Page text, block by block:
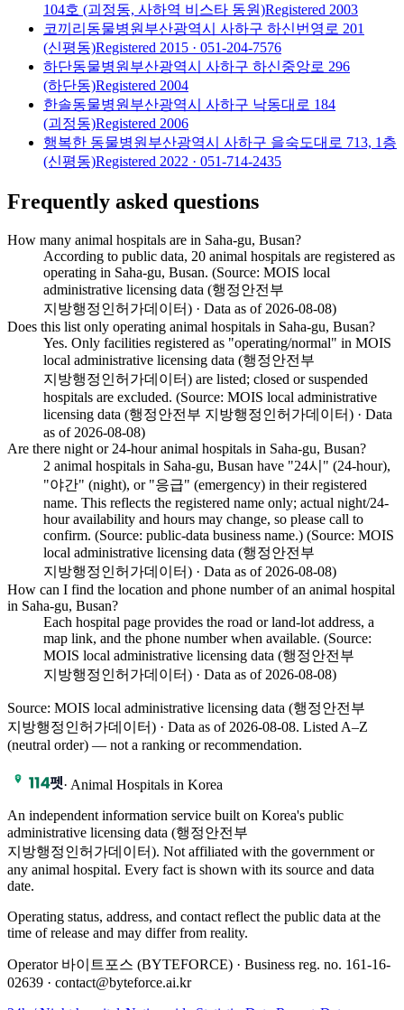
104호 (괴정동, 사하역 비스타 동원)Registered 2003
코끼리동물병원 부산광역시 사하구 하신번영로 201
(신평동)Registered 2015 · 051-204-7576
하단동물병원 부산광역시 사하구 하신중앙로 296
(하단동)Registered 2004
한솔동물병원 부산광역시 사하구 낙동대로 184
(괴정동)Registered 2006
행복한 동물병원 부산광역시 사하구 을숙도대로 713, 1층
(신평동)Registered 2022 · 051-714-2435
Frequently asked questions
How many animal hospitals are in Saha-gu, Busan?
According to public data, 20 animal hospitals are registered as
operating in Saha-gu, Busan. (Source: MOIS local
administrative licensing data (행정안전부
지방행정인허가데이터) · Data as of 2026-08-08)
Does this list only operating animal hospitals in Saha-gu, Busan?
Yes. Only facilities registered as "operating/normal" in MOIS
local administrative licensing data (행정안전부
지방행정인허가데이터) are listed; closed or suspended
hospitals are excluded. (Source: MOIS local administrative
licensing data (행정안전부 지방행정인허가데이터) · Data
as of 2026-08-08)
Are there night or 24-hour animal hospitals in Saha-gu, Busan?
2 animal hospitals in Saha-gu, Busan have "24시" (24-hour),
"야간" (night), or "응급" (emergency) in their registered
name. This reflects the registered name only; actual night/24-
hour availability and hours may change, so please call to
confirm. (Source: public-data business name.) (Source: MOIS
local administrative licensing data (행정안전부
지방행정인허가데이터) · Data as of 2026-08-08)
How can I find the location and phone number of an animal hospital
in Saha-gu, Busan?
Each hospital page provides the road or land-lot address, a
map link, and the phone number when available. (Source:
MOIS local administrative licensing data (행정안전부
지방행정인허가데이터) · Data as of 2026-08-08)
Source: MOIS local administrative licensing data (행정안전부
지방행정인허가데이터) · Data as of 2026-08-08. Listed A–Z
(neutral order) — not a ranking or recommendation.
· Animal Hospitals in Korea
An independent information service built on Korea's public
administrative licensing data (행정안전부
지방행정인허가데이터). Not affiliated with the government or
any animal hospital. Every fact is shown with its source and data
date.
Operating status, address, and contact reflect the public data at the
time of release and may differ from reality.
Operator 바이트포스 (BYTEFORCE) · Business reg. no. 161-16-
02639 · contact@byteforce.ai.kr